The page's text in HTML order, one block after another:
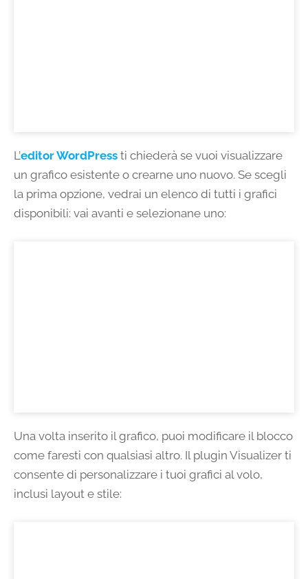
L’editor WordPress ti chiederà se vuoi visualizzare
un grafico esistente o crearne uno nuovo. Se scegli
la prima opzione, vedrai un elenco di tutti i grafici
disponibili: vai avanti e selezionane uno:
Una volta inserito il grafico, puoi modificare il blocco
come faresti con qualsiasi altro. Il plugin Visualizer ti
consente di personalizzare i tuoi grafici al volo,
inclusi layout e stile: